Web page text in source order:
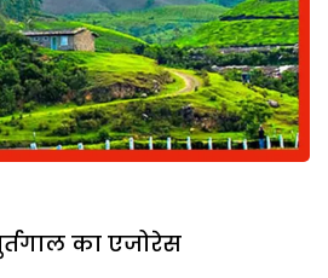
का एजोरेस